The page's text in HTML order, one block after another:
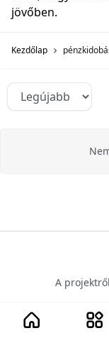
jövőben.
Kezdőlap
A projektről